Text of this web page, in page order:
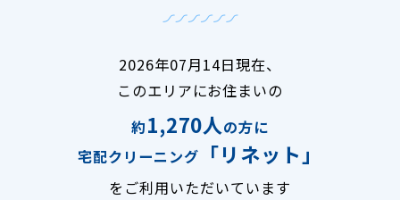
2026年07月14日現在、
このエリアにお住まいの
約1,270人の方に
宅配クリーニング
「リネット」
をご利用いただいています